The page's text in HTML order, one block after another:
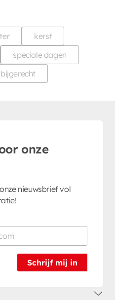
kerst
speciale dagen
onze
nieuwsbrief vol
Schrijf mij in